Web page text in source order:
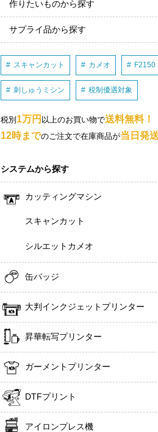
作りたいものから探す
サプライ品から探す
スキャンカット カメオ F2150
刺しゅうミシン 税制優遇対象
税別 1万円 以上のお買い物で送料無料！
12時までのご注文で在庫商品が当日発
システムから探す
カッティングマシン
スキャンカット
シルエットカメオ
缶バッジ
大判インクジェットプリンター
昇華転写プリンター
ガーメントプリンター
DTFプリント
アイロンプレス機